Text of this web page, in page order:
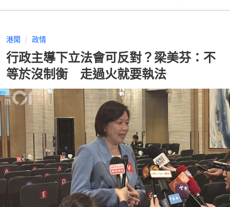
港聞 政情
行政主導下立法會可反對？梁美芬：不
等於沒制衡 走過火就要執法